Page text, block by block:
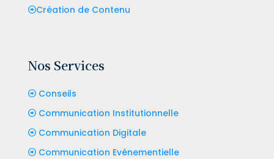
Création de Contenu
Nos Services
Conseils
Communication Institutionnelle
Communication Digitale
Communication Evénementielle